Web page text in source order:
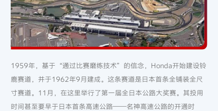
1959年，基于“通过比赛磨练技术”的信念，Honda开始建设铃
鹿赛道，并于1962年9月建成。这条赛道是日本首条全铺装全尺
寸赛道。11月，在这里举行了第一届全日本公路大奖赛。其投用
时间甚至要早于日本首条高速公路——名神高速公路的开通时